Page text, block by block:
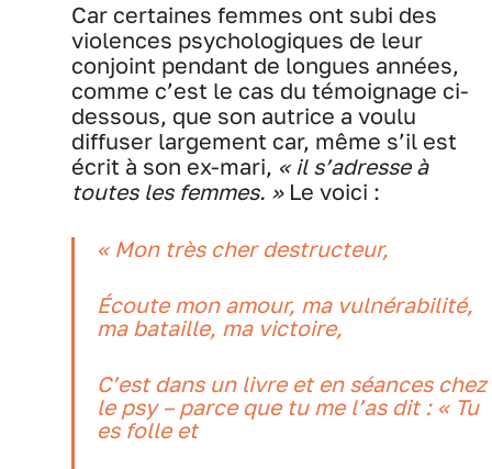
Car certaines femmes ont subi des
violences psychologiques de leur
conjoint pendant de longues années,
comme c’est le cas du témoignage ci-
dessous, que son autrice a voulu
diffuser largement car, même s’il est
écrit à son ex-mari, « il s’adresse à
toutes les femmes. »Le voici :
« Mon très cher destructeur,
Écoute mon amour, ma vulnérabilité,
ma bataille, ma victoire,
C’est dans un livre et en séances chez
le psy – parce que tu me l’as dit : « Tu
es folle et